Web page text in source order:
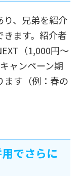
り、兄弟を紹介
ます。紹介者
（1,000円～
ャンペーン期
ます（例：春の
でさらに